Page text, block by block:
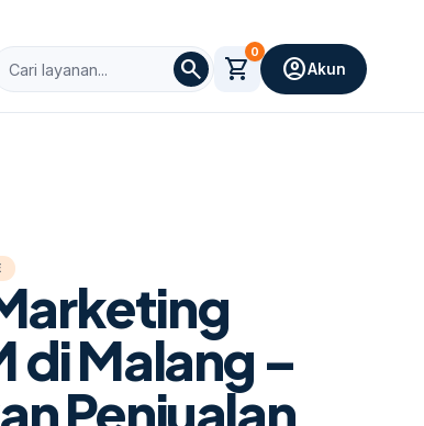
search shopping_cart
0
account_circleAkun
di Malang –
Penjualan